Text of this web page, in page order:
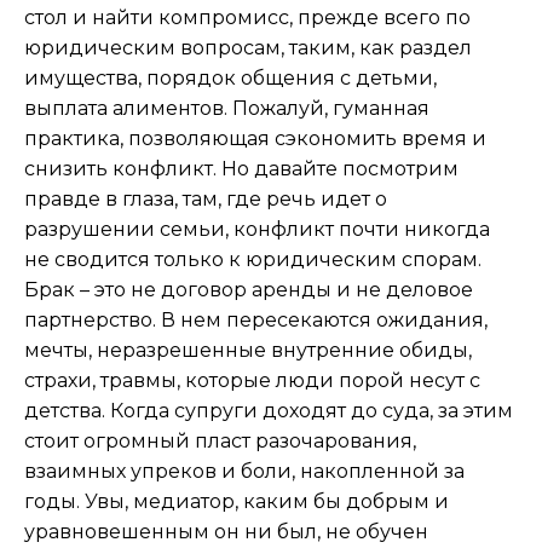
стол и найти компромисс, прежде всего по
юридическим вопросам, таким, как раздел
имущества, порядок общения с детьми,
выплата алиментов. Пожалуй, гуманная
практика, позволяющая сэкономить время и
снизить конфликт. Но давайте посмотрим
правде в глаза, там, где речь идет о
разрушении семьи, конфликт почти никогда
не сводится только к юридическим спорам.
Брак – это не договор аренды и не деловое
партнерство. В нем пересекаются ожидания,
мечты, неразрешенные внутренние обиды,
страхи, травмы, которые люди порой несут с
детства. Когда супруги доходят до суда, за этим
стоит огромный пласт разочарования,
взаимных упреков и боли, накопленной за
годы. Увы, медиатор, каким бы добрым и
уравновешенным он ни был, не обучен